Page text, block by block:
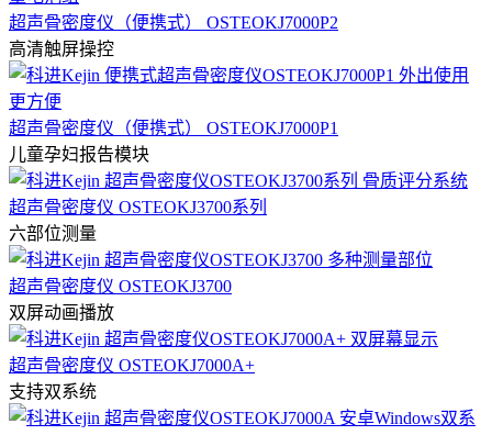
超声骨密度仪（便携式） OSTEOKJ7000P2
高清触屏操控
超声骨密度仪（便携式） OSTEOKJ7000P1
儿童孕妇报告模块
超声骨密度仪 OSTEOKJ3700系列
六部位测量
超声骨密度仪 OSTEOKJ3700
双屏动画播放
超声骨密度仪 OSTEOKJ7000A+
支持双系统